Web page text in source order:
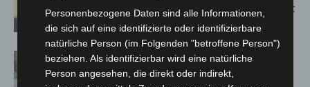
Population in Niedersachsen entdeckt
Brand im „Haus der Begegnung“ in
Neuwarmbüchen schnell eingedämmt
Personenbezogene Daten sind alle Informationen,
die sich auf eine identifizierte oder identifizierbare
natürliche Person (im Folgenden "betroffene Person")
beziehen. Als identifizierbar wird eine natürliche
Person angesehen, die direkt oder indirekt,